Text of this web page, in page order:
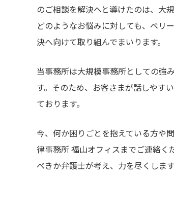
のご相談を解決へと導けたのは、大
どのようなお悩みに対しても、ベリ
決へ向けて取り組んでまいります。
当事務所は大規模事務所としての強
す。そのため、お客さまが話しやす
ております。
今、何か困りごとを抱えている方や
律事務所 福山オフィスまでご連絡く
べきか弁護士が考え、力を尽くしま